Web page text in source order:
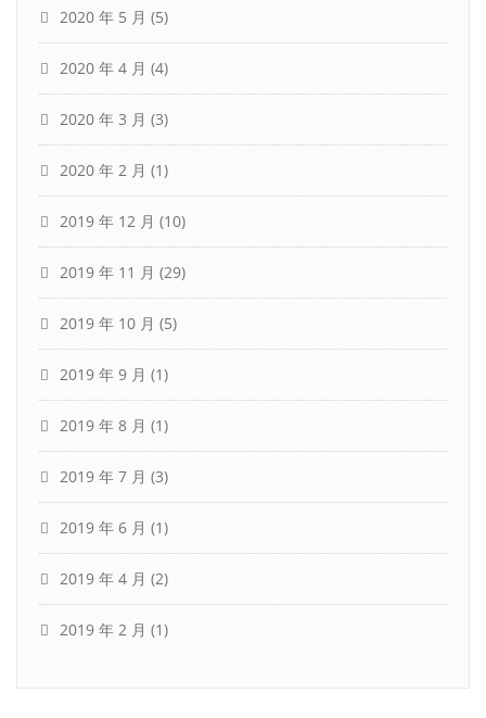
2020 年 5 月 (5)
2020 年 4 月 (4)
2020 年 3 月 (3)
2020 年 2 月 (1)
2019 年 12 月 (10)
2019 年 11 月 (29)
2019 年 10 月 (5)
2019 年 9 月 (1)
2019 年 8 月 (1)
2019 年 7 月 (3)
2019 年 6 月 (1)
2019 年 4 月 (2)
2019 年 2 月 (1)